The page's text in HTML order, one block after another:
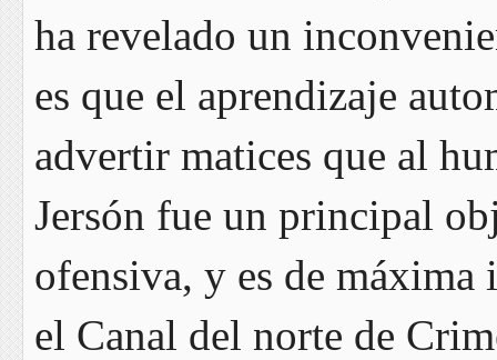
ha revelado un
es que el aprendizaje
advertir matices que al
Jersón fue un principal
ofensiva, y es de
el Canal del norte de